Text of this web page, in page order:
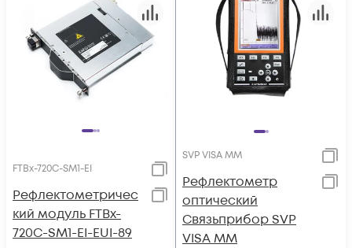
FTBx-720C-SM1-EI
Рефлектометричес
кий модуль FTBx-
720C-SM1-EI-EUI-89
SVP VISA MM
Рефлектометр
оптический
Связьприбор SVP
VISA MM